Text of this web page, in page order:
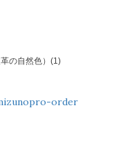
の⾃然⾊）(1)
order